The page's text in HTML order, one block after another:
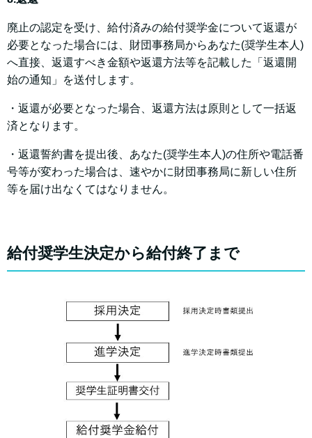
廃止の認定を受け、給付済みの給付奨学金について返還が
必要となった場合には、財団事務局からあなた(奨学生本人)
へ直接、返還すべき金額や返還方法等を記載した「返還開
始の通知」を送付します。
・返還が必要となった場合、返還方法は原則として一括返
済となります。
・返還誓約書を提出後、あなた(奨学生本人)の住所や電話番
号等が変わった場合は、速やかに財団事務局に新しい住所
等を届け出なくてはなりません。
給付奨学生決定から給付終了まで